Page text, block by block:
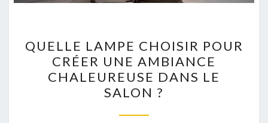
LAMPE
CHOISIR
POUR
CRÉER
UNE
QUELLE LAMPE CHOISIR POUR
CRÉER UNE AMBIANCE
CHALEUREUSE DANS LE
SALON ?